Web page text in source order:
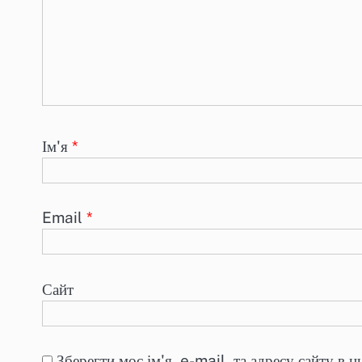
Ім'я *
Email *
Сайт